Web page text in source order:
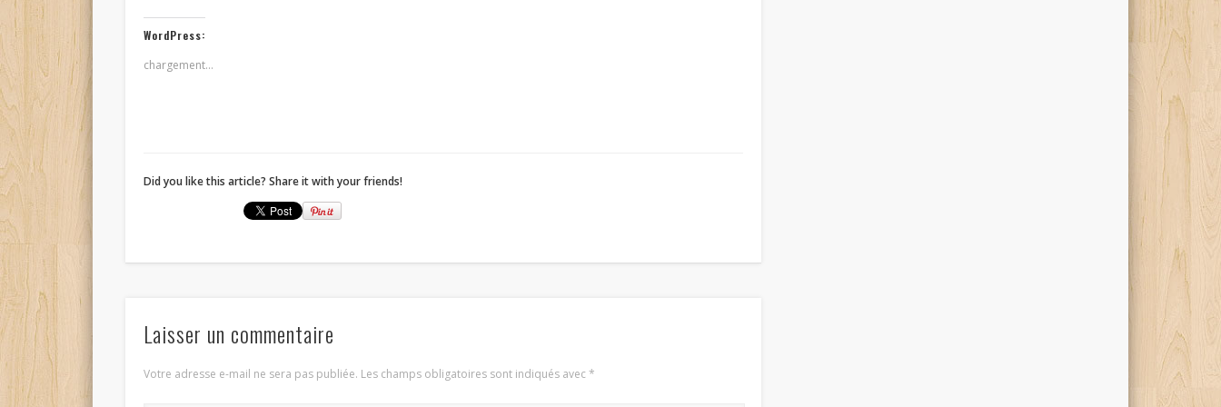
WordPress:
chargement…
Did you like this article? Share it with your friends!
Laisser un commentaire
Votre adresse e-mail ne sera pas publiée. Les champs obligatoires sont indiqués avec*